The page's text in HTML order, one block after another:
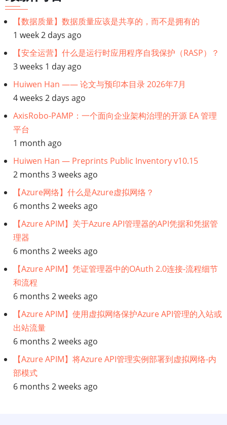
明
【数据质量】数据质量应该是共享的，而不是拥有的
1 week 2 days ago
【安全运营】什么是运行时应用程序自我保护（RASP）？
3 weeks 1 day ago
Huiwen Han —— 论文与预印本目录 2026年7月
4 weeks 2 days ago
AxisRobo-PAMP：一个面向企业架构治理的开源 EA 管理
平台
1 month ago
Huiwen Han — Preprints Public Inventory v10.15
2 months 3 weeks ago
【Azure网络】什么是Azure虚拟网络？
6 months 2 weeks ago
【Azure APIM】关于Azure API管理器的API凭据和凭据管
理器
6 months 2 weeks ago
【Azure APIM】凭证管理器中的OAuth 2.0连接-流程细节
和流程
6 months 2 weeks ago
【Azure APIM】使用虚拟网络保护Azure API管理的入站或
出站流量
6 months 2 weeks ago
【Azure APIM】将Azure API管理实例部署到虚拟网络-内
部模式
6 months 2 weeks ago